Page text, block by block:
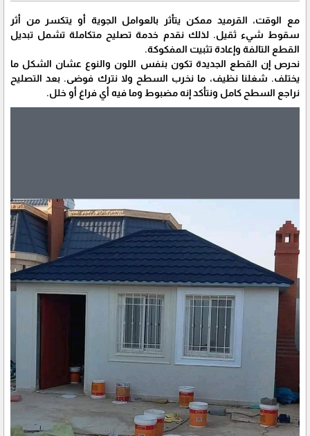
مع الوقت، القرميد ممكن يتأثر بالعوامل الجوية أو يتكسر من أثر
سقوط شيء ثقيل. لذلك نقدم خدمة تصليح متكاملة تشمل تبديل
القطع التالفة وإعادة تثبيت المفكوكة.
نحرص إن القطع الجديدة تكون بنفس اللون والنوع عشان الشكل ما
يختلف. شغلنا نظيف، ما نخرب السطح ولا نترك فوضى. بعد التصليح
نراجع السطح كامل ونتأكد إنه مضبوط وما فيه أي فراغ أو خلل.